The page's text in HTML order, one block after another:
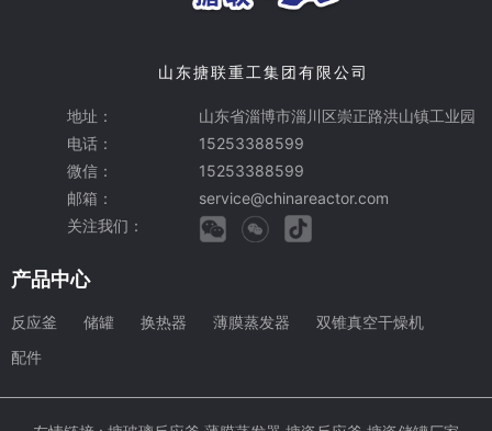
山东搪联重工集团有限公司
地址：
山东省淄博市淄川区崇正路洪山镇工业园
电话：
15253388599
微信：
15253388599
邮箱：
service@chinareactor.com
关注我们：
产品中心
反应釜 储罐 换热器 薄膜蒸发器
双锥真空干燥机
配件